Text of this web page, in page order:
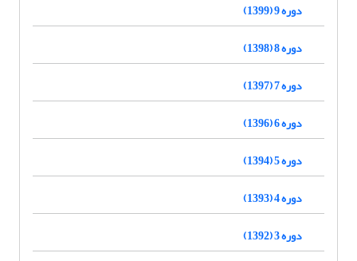
دوره 9 (1399)
دوره 8 (1398)
دوره 7 (1397)
دوره 6 (1396)
دوره 5 (1394)
دوره 4 (1393)
دوره 3 (1392)